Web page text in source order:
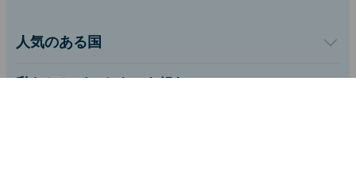
人気のある国
イギリス
私たちとパートナーを組む